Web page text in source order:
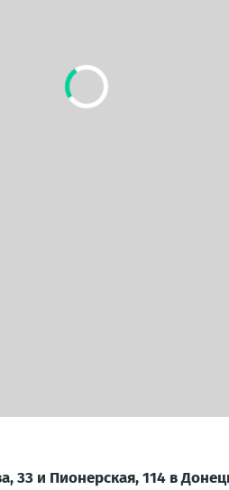
33 и Пионерская, 114 в